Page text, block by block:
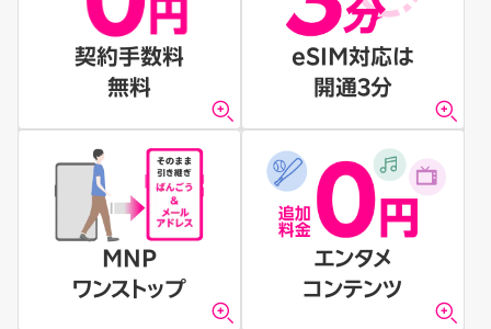
契約手数料
無料
eSIM対応は
開通3分
MNP
ワンストップ
エンタメ
コンテンツ